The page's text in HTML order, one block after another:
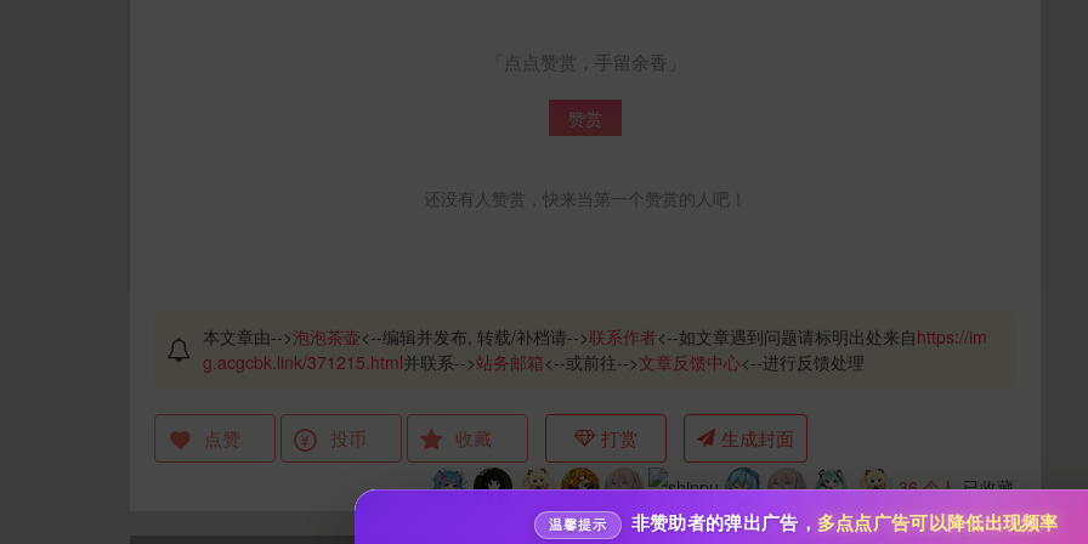
10分 50分 100
200分 500
「点点赞赏，手留余香」
赞赏
还没有人赞赏，快来当第一个赞赏的人吧！
本文章由-->泡泡茶壶<--编辑并发布, 转载/补档请-->联系作者<--如文章遇到问题请标明出处来自https://im
g.acgcbk.link/371215.html并联系-->站务邮箱<--或前往-->文章反馈中心<--进行反馈处理
点赞 投币 收藏 打赏 秒传文本链接
点击全选
生成封面
分享到微博
36个人 已收藏
温馨提示 非赞助者的弹出广告， 多点点广告可以降低出现频率